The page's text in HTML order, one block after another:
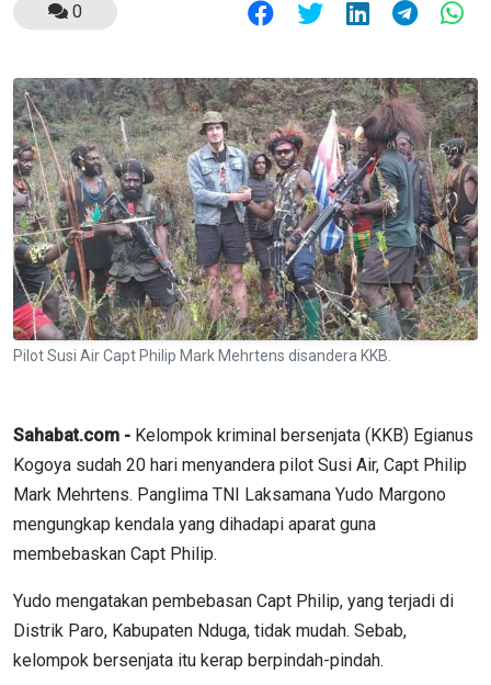
0
Pilot Susi Air Capt Philip Mark Mehrtens disandera KKB.
Sahabat.com - Kelompok kriminal bersenjata (KKB) Egianus
Kogoya sudah 20 hari menyandera pilot Susi Air, Capt Philip
Mark Mehrtens. Panglima TNI Laksamana Yudo Margono
mengungkap kendala yang dihadapi aparat guna
membebaskan Capt Philip.
Yudo mengatakan pembebasan Capt Philip, yang terjadi di
Distrik Paro, Kabupaten Nduga, tidak mudah. Sebab,
kelompok bersenjata itu kerap berpindah-pindah.